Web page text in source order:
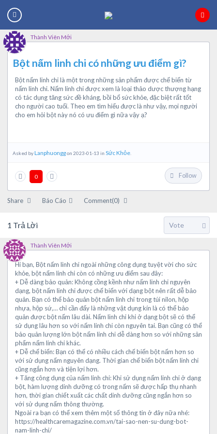
Thành Viên Mới
Bột nấm linh chi có những ưu điểm gì?
Bột nấm linh chi là một trong những sản phẩm được chế biến từ
nấm linh chi. Nấm linh chi được xem là loại thảo dược thượng hạng
có tác dụng tăng sức đề kháng, bồi bổ sức khỏe, đặc biệt rất tốt
cho người cao tuổi. Theo em tìm hiểu được là như vậy, mọi người
cho em hỏi bột này nó có ưu điểm gì nữa vậy ạ?
Asked byLanphuonggon 2023-01-13 in Sức Khỏe
0 Follow
Share Báo Cáo Comment(0)
1 Trả Lời
Thành Viên Mới
Hi bạn, Bột nấm linh chi ngoài những công dụng tuyệt vời cho sức
khỏe, bột nấm linh chi còn có những ưu điểm sau đây:
+ Dễ dàng bảo quản: Không cồng kềnh như nấm linh chi nguyên
dạng, bột nấm linh chi được chế biến với dạng bột nên rất dễ bảo
quản. Bạn có thể bảo quản bột nấm linh chi trong túi nilon, hộp
nhựa, hộp sứ,… chỉ cần đấy là những vật dụng kín là có thể bảo
quản được bột nấm lâu dài. Nấm linh chi khi ở dạng bột sẽ có thể
sử dụng lâu hơn so với nấm linh chi còn nguyên tai. Bạn cũng có thể
bảo quản lượng lớn bột nấm linh chi dễ dàng hơn so với những sản
phẩm nấm linh chi khác.
+ Dễ chế biến: Bạn có thể có nhiều cách chế biến bột nấm hơn so
với sử dụng nấm nguyên dạng. Thời gian chế biến bột nấm linh chi
cũng ngắn hơn và tiện lợi hơn.
+ Tăng công dụng của nấm linh chi: Khi sử dụng nấm linh chi ở dạng
bột, hàm lượng dinh dưỡng có trong nấm sẽ được hấp thụ nhanh
hơn, thời gian chiết xuất các chất dinh dưỡng cũng ngắn hơn so
với sử dụng nấm thông thường.
Ngoài ra bạn có thể xem thêm một số thông tin ở đây nữa nhé:
https://healthcaremagazine.com.vn/tai-sao-nen-su-dung-bot-
nam-linh-chi/